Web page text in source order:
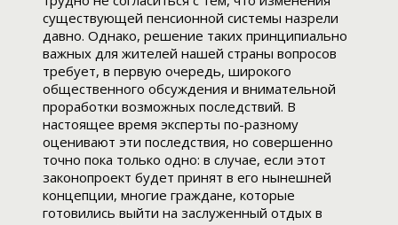
существующей пенсионной системы назрели
давно. Однако, решение таких принципиально
важных для жителей нашей страны вопросов
требует, в первую очередь, широкого
общественного обсуждения и внимательной
проработки возможных последствий. В
настоящее время эксперты по-разному
оценивают эти последствия, но совершенно
точно пока только одно: в случае, если этот
законопроект будет принят в его нынешней
концепции, многие граждане, которые
готовились выйти на заслуженный отдых в